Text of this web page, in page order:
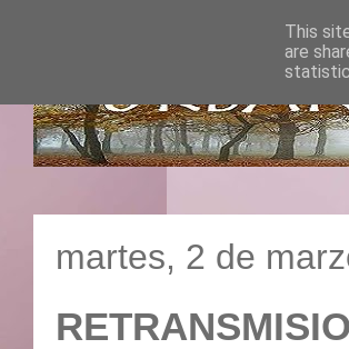
martes, 2 de
This
are